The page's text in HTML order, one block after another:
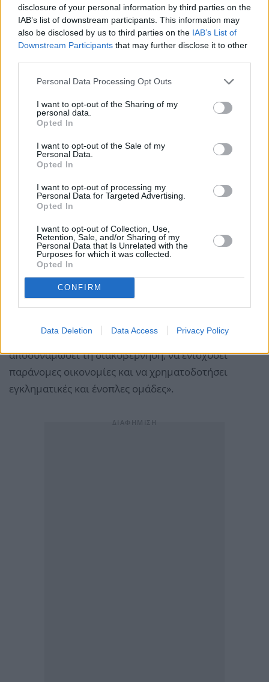
disclosure of your personal information by third parties on the
IAB’s list of downstream participants. This information may
also be disclosed by us to third parties on the IAB’s List of
Downstream Participants that may further disclose it to other
Personal Data Processing Opt Outs
I want to opt-out of the Sharing of my
personal data.
Opted In
I want to opt-out of the Sale of my
Personal Data.
Opted In
I want to opt-out of processing my
Personal Data for Targeted Advertising.
Opted In
I want to opt-out of Collection, Use,
Retention, Sale, and/or Sharing of my
Personal Data that Is Unrelated with the
Purposes for which it was collected.
Opted In
CONFIRM
Data Deletion Data Access Privacy Policy
Η Αναπληρώτρια Γενική Γραμματέας του ΟΗΕ για
Συμβούλιο Ασφαλείας ότι τα κρίσιμα ορυκτά
αποτελούν «έναν από τους κύριους κινητήριους
παράγοντες της οικονομίας του 21ου αιώνα», καθώς
τηλέφωνα, ηλεκτρικά οχήματα και προηγμένες
ιατρικές τεχνολογίες». Η παγκόσμια ζήτηση,
ανέφερε, αυξάνεται ραγδαία και «θα μπορούσε να
τριπλασιαστεί έως το 2030 και να τετραπλασιαστεί
Ωστόσο, η κ. ΝτιΚάρλο ανέφερε ότι η σημασία τους
ενισχύει τον γεωπολιτικό ανταγωνισμό και μπορεί
να συνδέεται με «παραβιάσεις ανθρωπίνων
δικαιωμάτων και περιβαλλοντική υποβάθμιση»,
παράνομη εκμετάλλευση πόρων «μπορεί να
αποδυναμώσει τη διακυβέρνηση, να ενισχύσει
παράνομες οικονομίες και να χρηματοδοτήσει
εγκληματικές και ένοπλες ομάδες».